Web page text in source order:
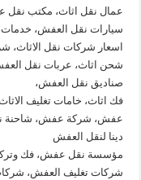
عمال نقل اثاث، مكتب
سيارات نقل العفش، خدمات
اسعار شركات نقل الاثاث،
شحن اثاث، عربات نقل
صناديق نقل العفش،
فك اثاث، خامات تغليف
عفش، شركة عفش، شاحنة
دينا لنقل العفش
مؤسسة نقل عفش، فك
شركات تغليف العفش،